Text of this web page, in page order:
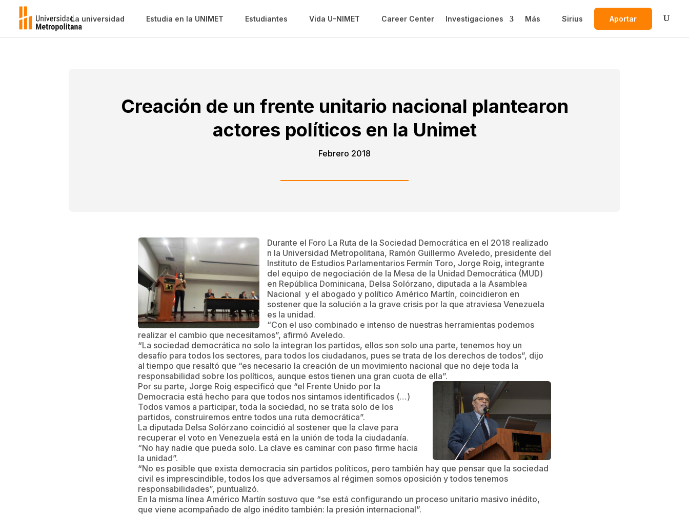
La universidad Estudia en la UNIMET Estudiantes Vida U-NIMET Career Center Investigaciones Más Sirius Aportar
Creación de un frente unitario nacional plantearon
actores políticos en la Unimet
Febrero 2018
Durante el Foro La Ruta de la Sociedad Democrática en el 2018 realizado
n la Universidad Metropolitana, Ramón Guillermo Aveledo, presidente del
Instituto de Estudios Parlamentarios Fermín Toro, Jorge Roig, integrante
del equipo de negociación de la Mesa de la Unidad Democrática (MUD)
en República Dominicana, Delsa Solórzano, diputada a la Asamblea
Nacional y el abogado y político Américo Martín, coincidieron en
sostener que la solución a la grave crisis por la que atraviesa Venezuela
es la unidad.
“Con el uso combinado e intenso de nuestras herramientas podemos
realizar el cambio que necesitamos”, afirmó Aveledo.
“La sociedad democrática no solo la integran los partidos, ellos son solo una parte, tenemos hoy un
desafío para todos los sectores, para todos los ciudadanos, pues se trata de los derechos de todos”, dijo
al tiempo que resaltó que “es necesario la creación de un movimiento nacional que no deje toda la
responsabilidad sobre los políticos, aunque estos tienen una gran cuota de ella”.
Por su parte, Jorge Roig especificó que “el Frente Unido por la
Democracia está hecho para que todos nos sintamos identificados (…)
Todos vamos a participar, toda la sociedad, no se trata solo de los
partidos, construiremos entre todos una ruta democrática”.
La diputada Delsa Solórzano coincidió al sostener que la clave para
recuperar el voto en Venezuela está en la unión de toda la ciudadanía.
“No hay nadie que pueda solo. La clave es caminar con paso firme hacia
la unidad”.
“No es posible que exista democracia sin partidos políticos, pero también hay que pensar que la sociedad
civil es imprescindible, todos los que adversamos al régimen somos oposición y todos tenemos
responsabilidades”, puntualizó.
En la misma línea Américo Martín sostuvo que “se está configurando un proceso unitario masivo inédito,
que viene acompañado de algo inédito también: la presión internacional”.